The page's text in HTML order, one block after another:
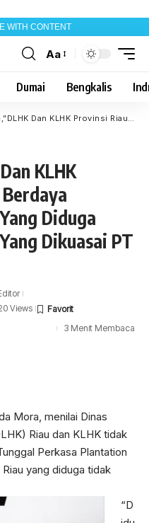
WITH CONTENT
Font
Aa
Dumai Bengkalis
Tidak Berdaya Menertibkan Lahan Yang Diduga Tidak Ada Izin HGU Yang Dikuasai PT TPP Inhu”
KLHK
Diduga
Dikuasai PT
Views
3 Menit Membaca
Mora, menilai Dinas
Riau dan KLHK tidak
Perkasa Plantation
yang diduga tidak
“D